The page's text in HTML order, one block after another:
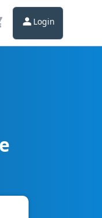
Login